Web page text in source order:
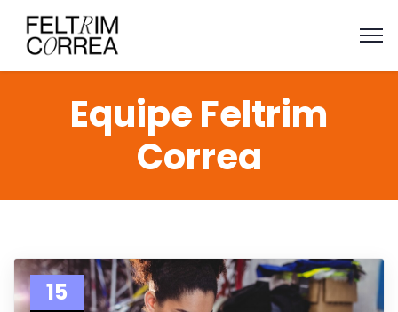
Equipe Feltrim
Correa
15